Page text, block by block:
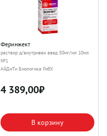
Феринжект
раствор д/внутривен введ 50мг/мл 10мл
№1
АйДиТи Биологика ГмбХ
4 389,00₽
В корзину